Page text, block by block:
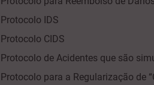
Protocolo IDS
Protocolo CIDS
Protocolo de Acidentes que são
Protocolo para a Regularização de